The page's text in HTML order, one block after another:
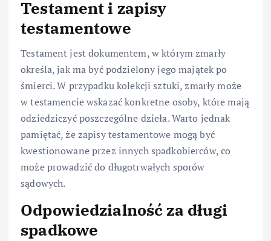
Testament i zapisy
testamentowe
Testament jest dokumentem, w którym zmarły
określa, jak ma być podzielony jego majątek po
śmierci. W przypadku kolekcji sztuki, zmarły może
w testamencie wskazać konkretne osoby, które mają
odziedziczyć poszczególne dzieła. Warto jednak
pamiętać, że zapisy testamentowe mogą być
kwestionowane przez innych spadkobierców, co
może prowadzić do długotrwałych sporów
sądowych.
Odpowiedzialność za długi
spadkowe